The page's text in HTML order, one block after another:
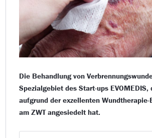
Die Behandlung von
Spezialgebiet des Start-ups EVOMEDIS,
aufgrund der exzellenten Wundtherapie-
am ZWT angesiedelt hat.